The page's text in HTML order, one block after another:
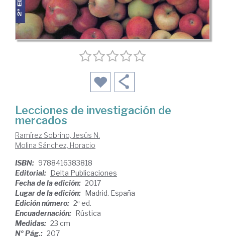
Lecciones de investigación de
mercados
Ramírez Sobrino, Jesús N.
Molina Sánchez, Horacio
ISBN: 9788416383818
Editorial: Delta Publicaciones
Fecha de la edición: 2017
Lugar de la edición: Madrid. España
Edición número: 2ª ed.
Encuadernación: Rústica
Medidas: 23 cm
Nº Pág.: 207